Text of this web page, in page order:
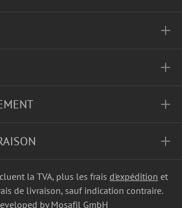
la TVA, plus les frais d'expédition et
de livraison, sauf indication contraire.
by Mosafil GmbH